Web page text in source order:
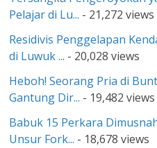
Pelajar di Lu... - 21,272 views
Residivis Penggelapan
di Luwuk ... - 20,028 views
Heboh! Seorang Pria di
Gantung Dir... - 19,482 views
Babuk 15 Perkara
Unsur Fork... - 18,678 views